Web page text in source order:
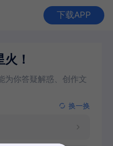
下载APP
！
为你答疑解惑、创作文
换一换